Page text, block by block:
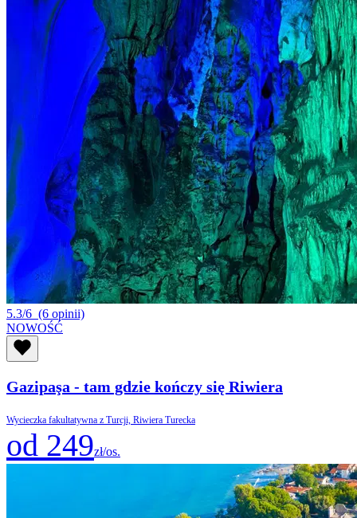
5.3/6 (6 opinii)
NOWOŚĆ
Gazipaşa - tam gdzie kończy się Riwiera
Wycieczka fakultatywna z Turcji, Riwiera Turecka
od 249zł/os.